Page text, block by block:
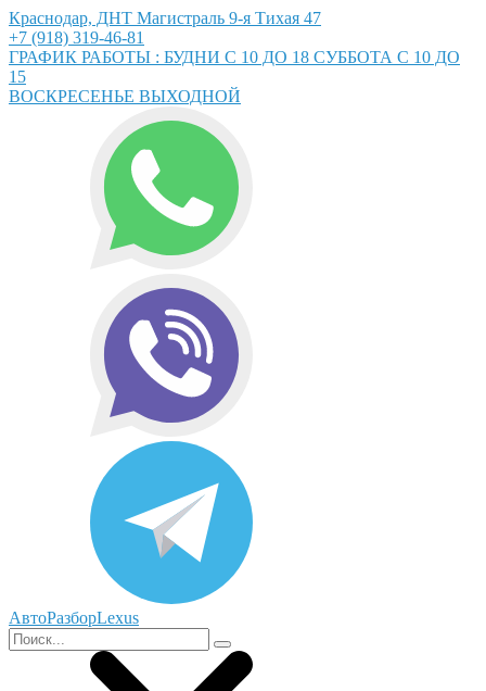
Краснодар, ДНТ Магистраль 9-я Тихая 47
+7 (918) 319-46-81
ГРАФИК РАБОТЫ : БУДНИ С 10 ДО 18 СУББОТА С 10 ДО
15
ВОСКРЕСЕНЬЕ ВЫХОДНОЙ
АвтоРазборLexus